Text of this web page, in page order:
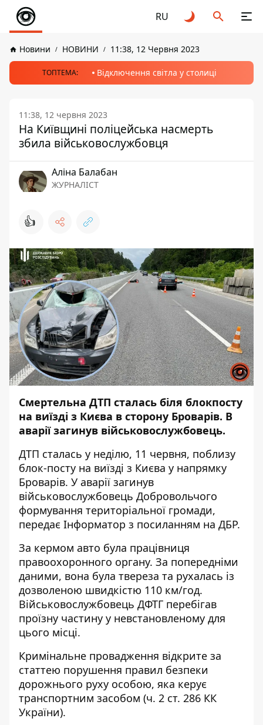
RU
Новини НОВИНИ 11:38, 12 Червня 2023
ТОПТЕМА: Відключення світла у столиці
11:38, 12 червня 2023
На Київщині поліцейська насмерть
збила військовослужбовця
Аліна Балабан
ЖУРНАЛІСТ
👍
Смертельна ДТП сталась біля блокпосту
на виїзді з Києва в сторону Броварів. В
аварії загинув військовослужбовець.
ДТП сталась у неділю, 11 червня, поблизу
блок-посту на виїзді з Києва у напрямку
Броварів. У аварії загинув
військовослужбовець Добровольчого
формування територіальної громади,
передає Інформатор з посиланням на ДБР.
За кермом авто була працівниця
правоохоронного органу. За попередніми
даними, вона була твереза та рухалась із
дозволеною швидкістю 110 км/год.
Військовослужбовець ДФТГ перебігав
проїзну частину у невстановленому для
цього місці.
Кримінальне провадження відкрите за
статтею порушення правил безпеки
дорожнього руху особою, яка керує
транспортним засобом (ч. 2 ст. 286 КК
України).